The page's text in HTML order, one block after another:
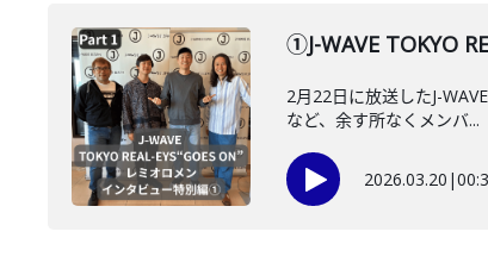
①J-WAVE TOKYO
2月22日に放送したJ-
など、余す所なくメンバ...
2026.03.20 |